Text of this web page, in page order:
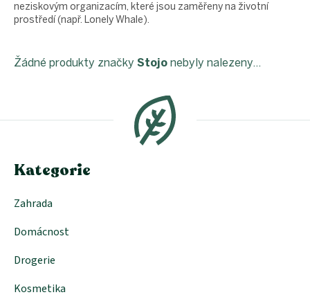
neziskovým organizacím, které jsou zaměřeny na životní
prostředí (např. Lonely Whale).
Žádné produkty značky Stojo nebyly nalezeny...
a
Kategorie
Zahrada
Domácnost
Drogerie
Kosmetika